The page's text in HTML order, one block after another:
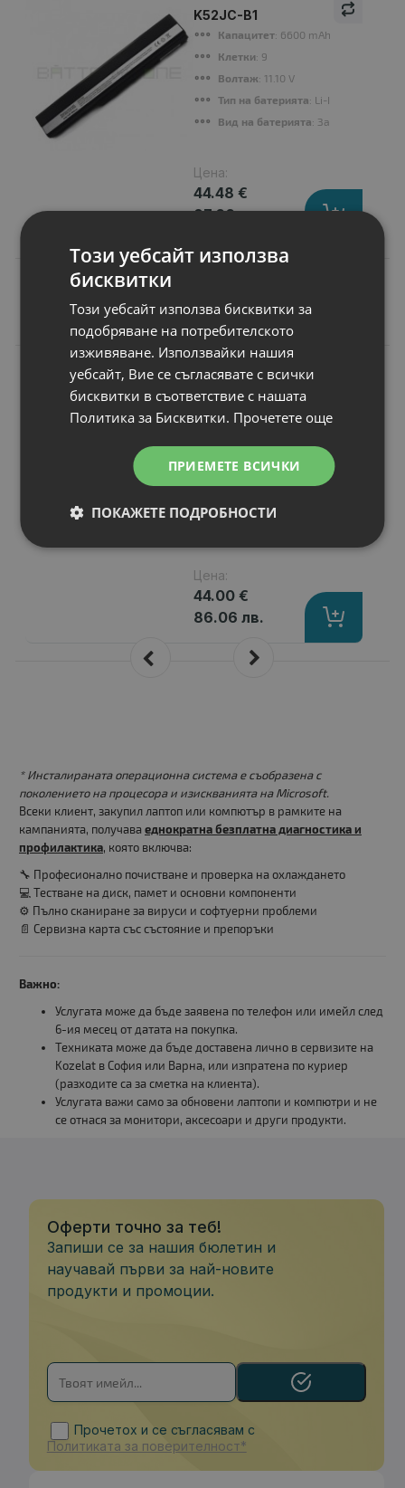
K52JC-B1
Капацитет: 6600 mAh
Клетки: 9
Волтаж: 11.10 V
Тип на батерията: Li-Ion
Вид на батерията: Заместител
Цена:
44.48 €
87.00 лв.
Подобни продукти
N
Батерия за лаптоп
Asus K Series
K72JF
Цена:
44.00 €
86.06 лв.
* Инсталираната операционна система е съобразена с
поколението на процесора и изискванията на Microsoft.
Всеки клиент, закупил лаптоп или компютър в рамките на
кампанията, получава еднократна безплатна диагностика и
профилактика, която включва:
🔧 Професионално почистване и проверка на охлаждането
💻 Тестване на диск, памет и основни компоненти
⚙️ Пълно сканиране за вируси и софтуерни проблеми
📄 Сервизна карта със състояние и препоръки
Важно:
Услугата може да бъде заявена по телефон или имейл след
6-ия месец от датата на покупка.
Техниката може да бъде доставена лично в сервизите на
Kozelat в София или Варна, или изпратена по куриер
(разходите са за сметка на клиента).
Услугата важи само за обновени лаптопи и компютри и не
се отнася за монитори, аксесоари и други продукти.
Оферти точно за теб!
Запиши се за нашия бюлетин и
научавай първи за най-новите
продукти и промоции.
Прочетох и се съгласявам с
Политиката за поверителност*
Този уебсайт използва
бисквитки
Този уебсайт използва бисквитки за
подобряване на потребителското
изживяване. Използвайки нашия
уебсайт, Вие се съгласявате с всички
бисквитки в съответствие с нашата
Политика за Бисквитки. Прочетете още
ПРИЕМЕТЕ ВСИЧКИ
ПОКАЖЕТЕ ПОДРОБНОСТИ